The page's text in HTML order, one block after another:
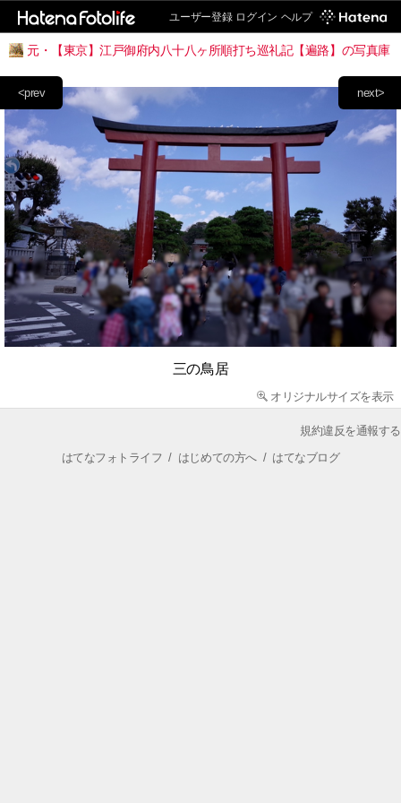
ユーザー登録 ログイン ヘルプ
元・【東京】江戸御府内八十八ヶ所順打ち巡礼記【遍路】の写真庫
next>
<prev
三の鳥居
オリジナルサイズを表示
規約違反を通報する
はてなフォトライフ / はじめての方へ/ はてなブログ